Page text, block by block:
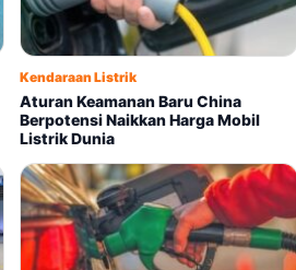
Kendaraan Listrik
Aturan Keamanan Baru China
Berpotensi Naikkan Harga Mobil
Listrik Dunia